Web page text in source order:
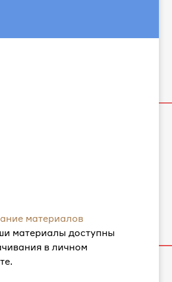
материалов
материалы доступны
в личном